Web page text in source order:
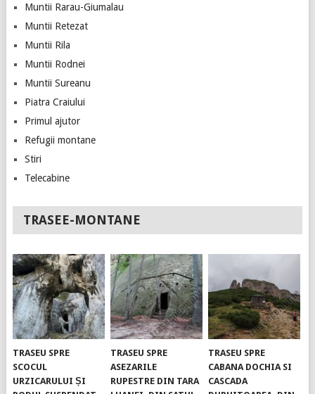
Muntii Rarau-Giumalau
Muntii Retezat
Muntii Rila
Muntii Rodnei
Muntii Sureanu
Piatra Craiului
Primul ajutor
Refugii montane
Stiri
Telecabine
TRASEE-MONTANE
TRASEU SPRE
SCOCUL
URZICARULUI ȘI
TRASEU SPRE
ASEZARILE
RUPESTRE DIN TARA
TRASEU SPRE
CABANA DOCHIA SI
CASCADA